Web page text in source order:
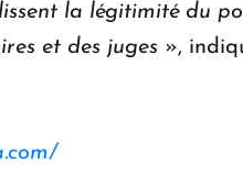
la légitimité du
et des juges »,